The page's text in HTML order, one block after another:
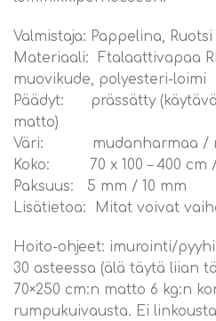
Valmistaja: Pappelina, Ruotsi
Materiaali: Ftalaattivapaa
muovikude, polyesteri-loimi
Päädyt: prässätty
matto)
Väri: mudanharmaa /
Koko: 70 x 100 – 400 cm /
Paksuus: 5 mm / 10 mm
Lisätietoa: Mitat voivat
Hoito-ohjeet: imurointi/
30 asteessa (älä täytä liian
70×250 cm:n matto 6 kg:n
rumpukuivausta. Ei